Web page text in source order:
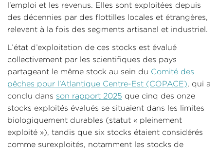
l’emploi et les revenus. Elles sont exploitées depuis
des décennies par des flottilles locales et étrangères,
relevant à la fois des segments artisanal et industriel.
L’état d’exploitation de ces stocks est évalué
collectivement par les scientifiques des pays
partageant le même stock au sein du Comité des
pêches pour l’Atlantique Centre-Est (COPACE), qui a
conclu dans son rapport 2025 que cinq des onze
stocks exploités évalués se situaient dans les limites
biologiquement durables (statut « pleinement
exploité »), tandis que six stocks étaient considérés
comme surexploités, notamment les stocks de